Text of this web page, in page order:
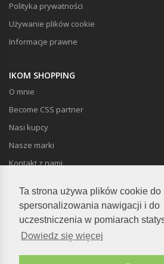
Ta strona używa plików cookie do
spersonalizowania nawigacji i do
uczestniczenia w pomiarach
Dowiedz się więcej
Polityka prywatności
Używanie plików cookie
Informacje prawne
IKOM SHOPPING
O mnie
Become CSS partner
Nasi kupcy
Nasze marki
Kontakt z nami